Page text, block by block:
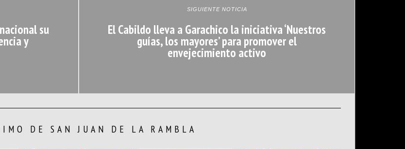
su
y
SIGUIENTE NOTICIA
El Cabildo lleva a Garachico la iniciativa ‘Nuestros
guías, los mayores’ para promover el
envejecimiento activo
DE SAN JUAN DE LA RAMBLA